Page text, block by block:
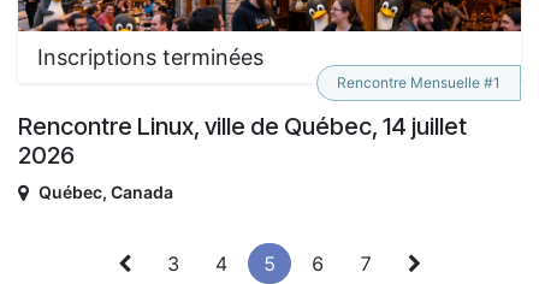
Inscriptions terminées
Rencontre Linux, ville de Québec, 14 juillet
2026
Rencontre Mensuelle #1
Québec, Canada
3 4 5 6 7